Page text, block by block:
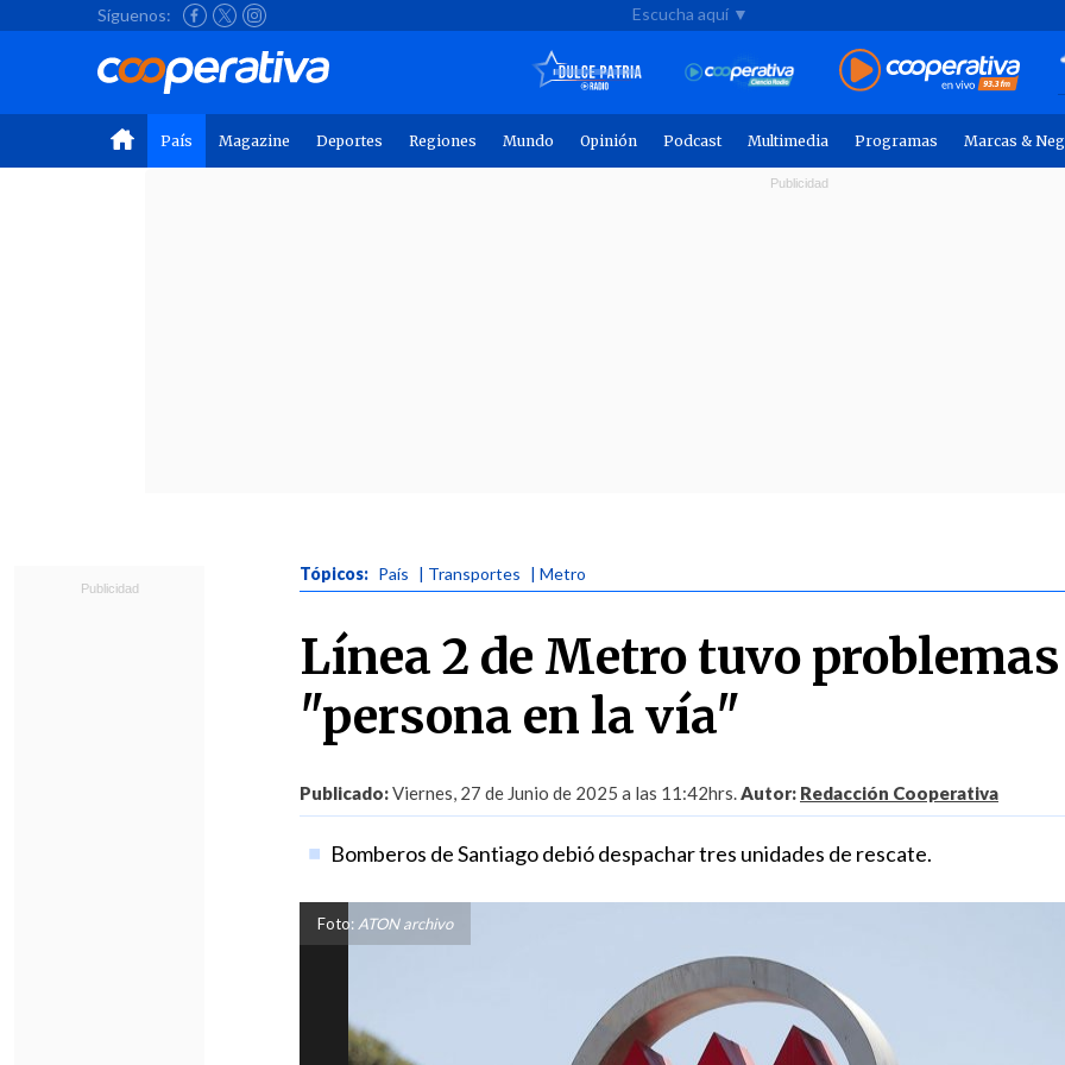
Síguenos: Escucha aquí ▼
País Magazine Deportes Regiones Mundo Opinión Podcast Multimedia Programas Marcas &
Tópicos: País | Transportes | Metro
Línea 2 de Metro tuvo
"persona en la vía"
Publicado:Viernes, 27 de Junio de 2025 a las 11:42hrs.Autor: Redacción Cooperativa
Bomberos de Santiago debió despachar tres unidades de rescate.
Foto: ATON archivo